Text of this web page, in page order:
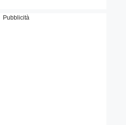
Pubblicità